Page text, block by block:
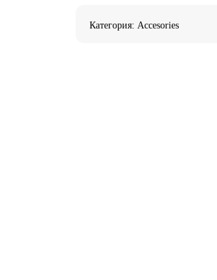
Категория: Accesories